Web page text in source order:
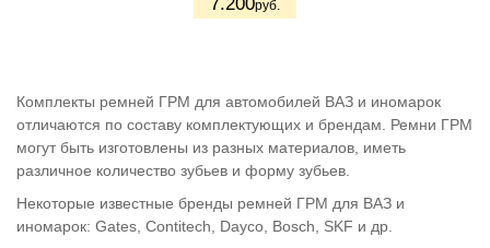
7.200руб.
Комплекты ремней ГРМ для автомобилей ВАЗ и иномарок
отличаются по составу комплектующих и брендам. Ремни ГРМ
могут быть изготовлены из разных материалов, иметь
различное количество зубьев и форму зубьев.
Некоторые известные бренды ремней ГРМ для ВАЗ и
иномарок: Gates, Contitech, Dayco, Bosch, SKF и др.